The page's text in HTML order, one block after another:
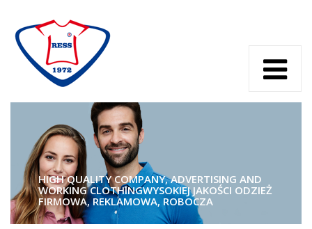
HIGH QUALITY COMPANY, ADVERTISING AND
WORKING CLOTHINGWYSOKIEJ JAKOŚCI ODZIEŻ
FIRMOWA, REKLAMOWA, ROBOCZA